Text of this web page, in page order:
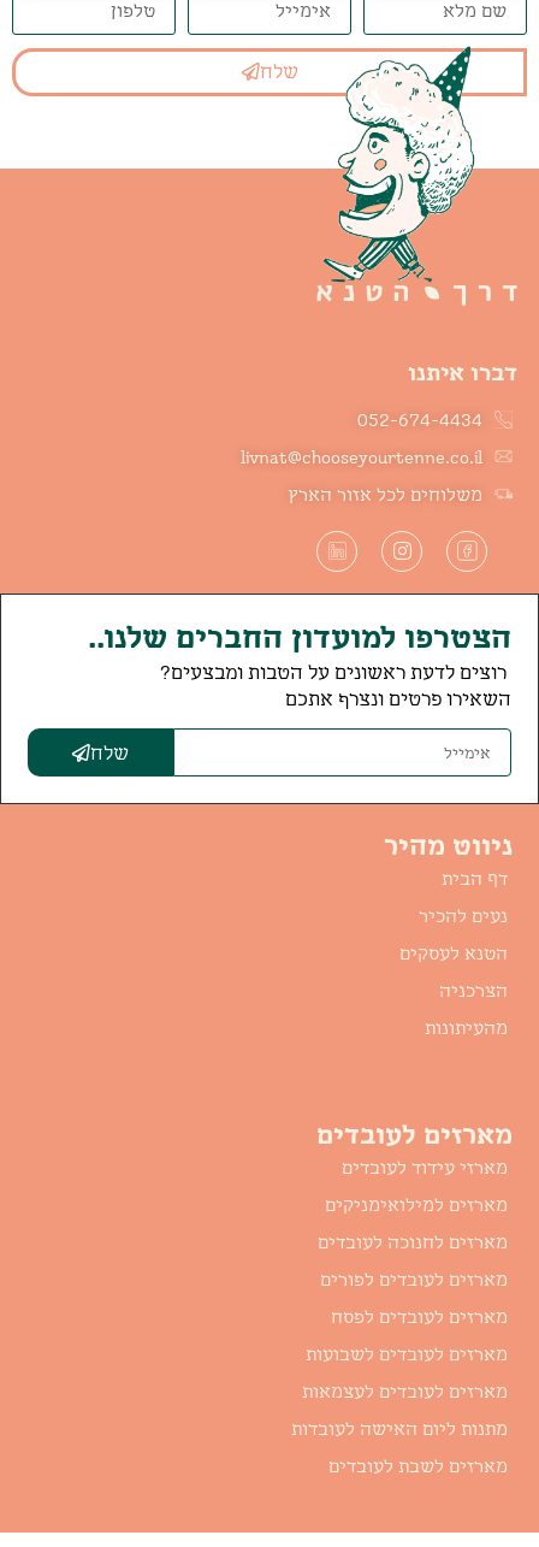
שלח
דברו איתנו
052-674-4434
livnat@chooseyourtenne.co.il
משלוחים לכל אזור הארץ
הצטרפו למועדון החברים שלנו..
רוצים לדעת ראשונים על הטבות ומבצעים?
השאירו פרטים ונצרף אתכם
שלח
ניווט מהיר
דף הבית
נעים להכיר
הטנא לעסקים
הצרכניה
מהעיתונות
מארזים לעובדים
מארזי עידוד לעובדים
מארזים למילואימניקים
מארזים לחנוכה לעובדים
מארזים לעובדים לפורים
מארזים לעובדים לפסח
מארזים לעובדים לשבועות
מארזים לעובדים לעצמאות
מתנות ליום האישה לעובדות
מארזים לשבת לעובדים